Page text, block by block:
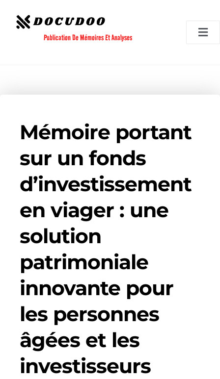
contenu
Publication De Mémoires Et Analyses
Mémoire portant
sur un fonds
d’investissement
en viager : une
solution
patrimoniale
innovante pour
les personnes
âgées et les
investisseurs